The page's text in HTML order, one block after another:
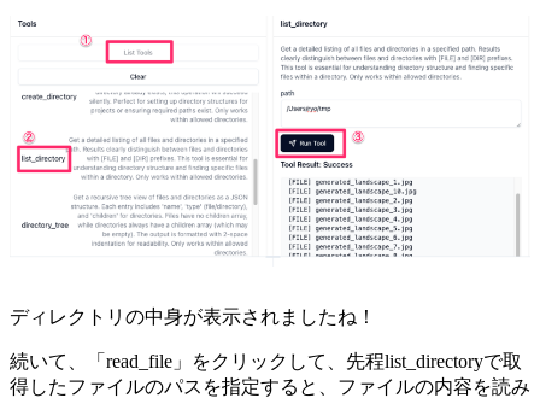
ディレクトリの中身が表示されましたね！
続いて、「read_file」をクリックして、先程list_directoryで取
得したファイルのパスを指定すると、ファイルの内容を読み